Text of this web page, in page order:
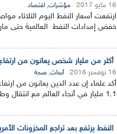
16 مايو 2017 مؤشرات, اقتصاد
ارتفعت أسعار النفط اليوم الثلاثاء
خفض إمدادات النفط العالمية حتى مارس 2018 ، كما
أكثر من مليار شخص يعانون من
16 نوفمبر 2016 أبحاث, صحة
1.1 مليار في أنحاء العالم مع انتقال وطأة المرض من الأثرياء...
النفط يرتفع بعد تراجع المخزونات